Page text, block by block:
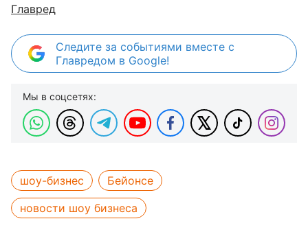
Главред
Следите за событиями вместе с
Главредом в Google!
Мы в соцсетях:
шоу-бизнес
Бейонсе
новости шоу бизнеса